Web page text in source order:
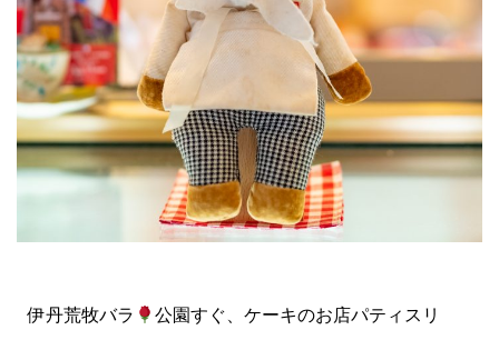
伊丹荒牧バラ
公園すぐ、ケーキのお店パティスリ